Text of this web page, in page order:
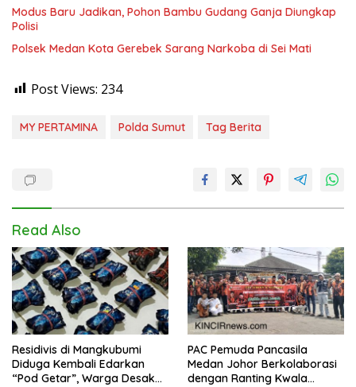
Modus Baru Jadikan, Pohon Bambu Gudang Ganja Diungkap
Polisi
Polsek Medan Kota Gerebek Sarang Narkoba di Sei Mati
Post Views: 234
MY PERTAMINA Polda Sumut Tag Berita
Read Also
Residivis di Mangkubumi
Diduga Kembali Edarkan
“Pod Getar”, Warga Desak
PAC Pemuda Pancasila
Medan Johor Berkolaborasi
dengan Ranting Kwala